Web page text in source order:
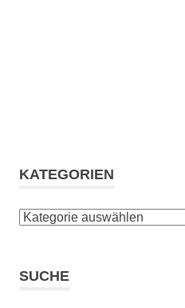
KATEGORIEN
Kategorien
SUCHE